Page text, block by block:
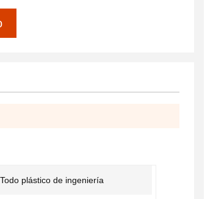
Todo plástico de ingeniería